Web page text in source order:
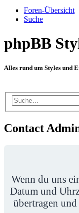
Foren-Übersicht
Suche
phpBB
Alles rund um Styles und
Contact
Wenn du uns
Datum und
übertragen